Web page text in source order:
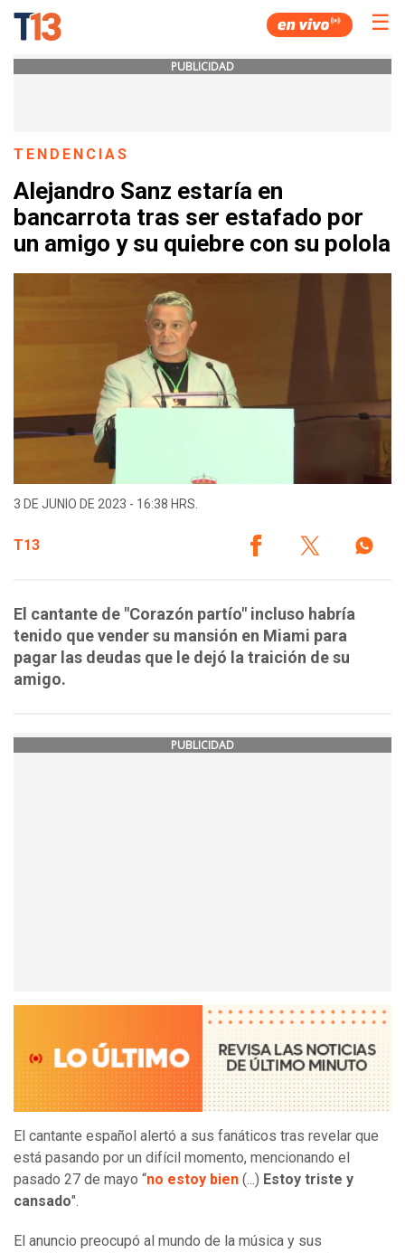
☰
PUBLICIDAD
TENDENCIAS
Alejandro Sanz estaría en
bancarrota tras ser estafado por
un amigo y su quiebre con su polola
3 DE JUNIO DE 2023 - 16:38 HRS.
T13
El cantante de "Corazón partío" incluso habría
tenido que vender su mansión en Miami para
pagar las deudas que le dejó la traición de su
amigo.
PUBLICIDAD
El cantante español alertó a sus fanáticos tras revelar que
está pasando por un difícil momento, mencionando el
pasado 27 de mayo “no estoy bien (...) Estoy triste y
cansado".
El anuncio preocupó al mundo de la música y sus